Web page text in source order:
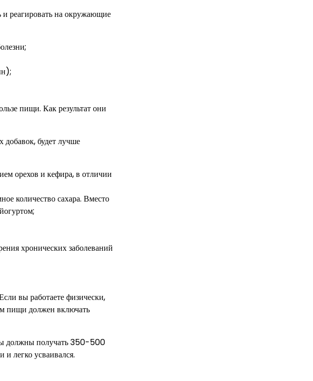
и реагировать на окружающие
пищи. Как результат они
будет лучше
орехов и кефира, в отличии
количество сахара. Вместо
хронических заболеваний
вы работаете физически,
пищи должен включать
должны получать 350-500
легко усваивался.